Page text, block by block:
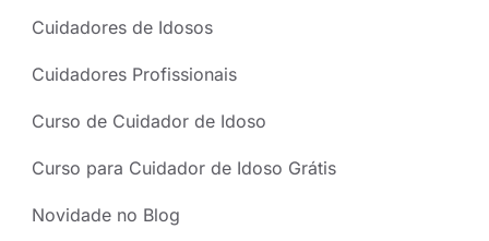
Cuidadores de Idosos
Cuidadores Profissionais
Curso de Cuidador de Idoso
Curso para Cuidador de Idoso Grátis
Novidade no Blog